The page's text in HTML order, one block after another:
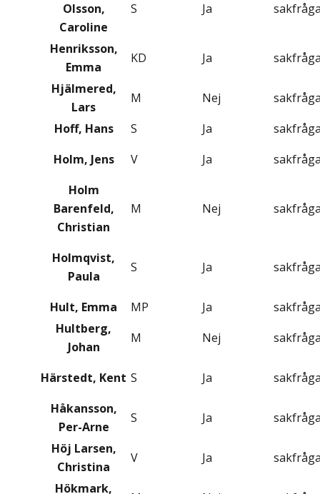
Olsson,
Caroline
S Ja
Henriksson,
Emma
KD Ja
Hjälmered,
Lars
M Nej
Hoff, Hans
S Ja
Holm, Jens
V Ja
Holm
Barenfeld,
Christian
M Nej
Holmqvist,
Paula
S Ja
Hult, Emma MP Ja
Hultberg,
Johan
M Nej
Härstedt, Kent S Ja
Håkansson,
Per-Arne
S Ja
Höj Larsen,
Christina
V Ja
Hökmark,